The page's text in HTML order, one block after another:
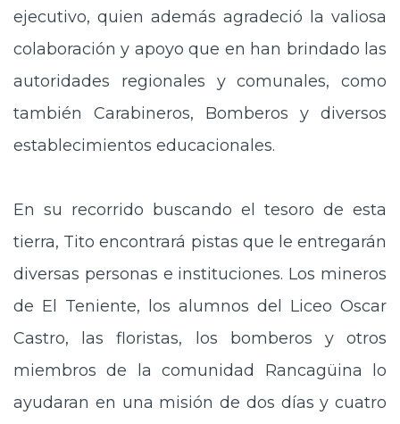
ejecutivo, quien además agradeció la valiosa
colaboración y apoyo que en han brindado las
autoridades regionales y comunales, como
también Carabineros, Bomberos y diversos
establecimientos educacionales.
En su recorrido buscando el tesoro de esta
tierra, Tito encontrará pistas que le entregarán
diversas personas e instituciones. Los mineros
de El Teniente, los alumnos del Liceo Oscar
Castro, las floristas, los bomberos y otros
miembros de la comunidad Rancagüina lo
ayudaran en una misión de dos días y cuatro